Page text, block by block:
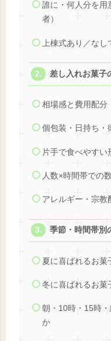
誰に・何人分を用
者）
上棟式あり／なし
差し入れお菓子
相場感と費用配分
個包装・日持ち・
片手で食べやすい
人数×時間帯での
アレルギー・宗教
季節・時間帯別
夏に喜ばれるお菓
冬に喜ばれるお菓
朝・10時・15時
か